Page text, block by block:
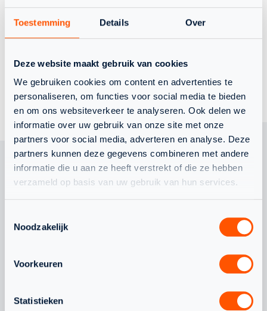
Toestemming Details Over
Deze website maakt gebruik van cookies
We gebruiken cookies om content en advertenties te
personaliseren, om functies voor social media te bieden
en om ons websiteverkeer te analyseren. Ook delen we
informatie over uw gebruik van onze site met onze
partners voor social media, adverteren en analyse. Deze
partners kunnen deze gegevens combineren met andere
informatie die u aan ze heeft verstrekt of die ze hebben
verzameld op basis van uw gebruik van hun services.
Noodzakelijk
Voorkeuren
Statistieken
NLTEAM
TERUG NAAR OVERZICHT
OOK
INTERESSANT
OM TE LEZEN
WAT SPEELT ER NOG MEER